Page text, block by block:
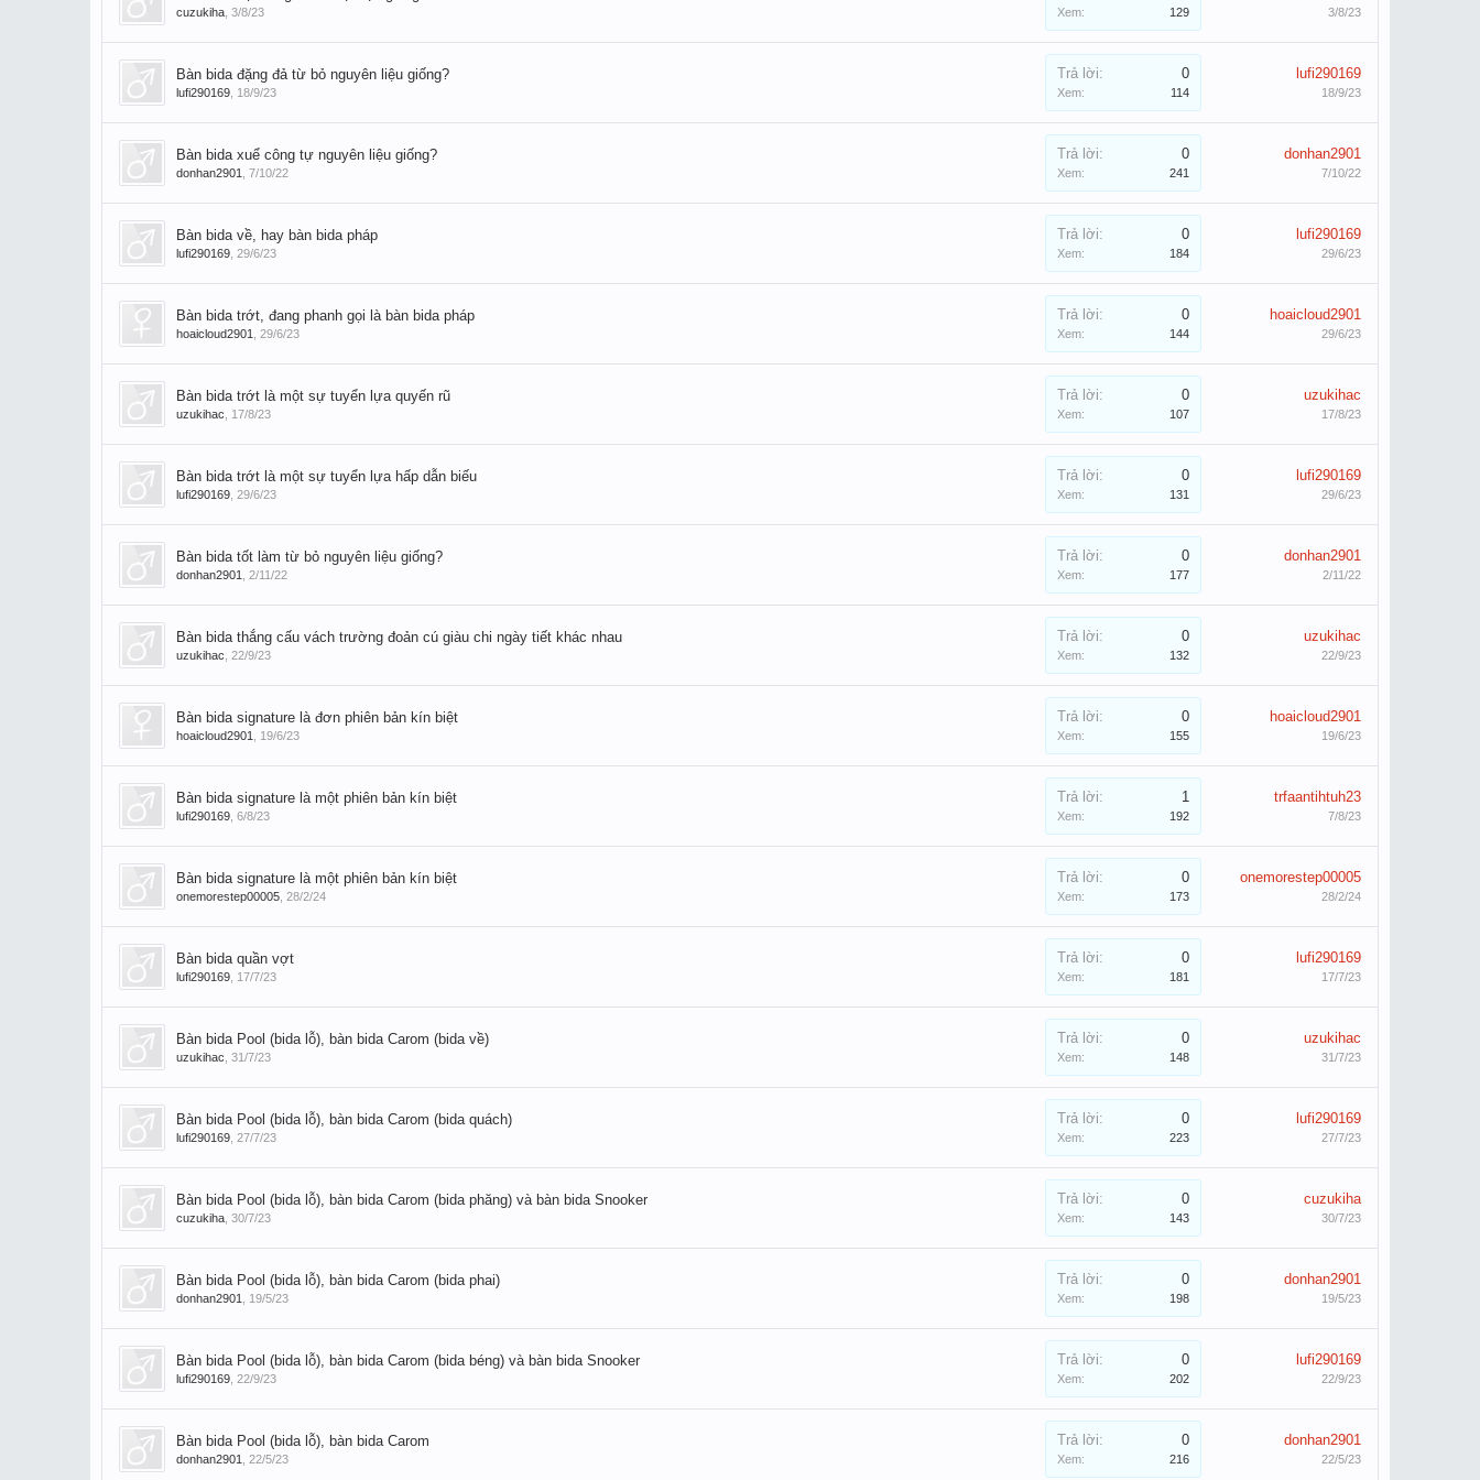
cuzukiha 3/8/23 Xem: 129 3/8/23
Bàn bida đặng đả từ bỏ nguyên liệu giống?
lufi290169 18/9/23
Trả lời: 0
Xem: 114
lufi290169
18/9/23
Bàn bida xuể công tự nguyên liệu giống?
donhan2901 7/10/22
Trả lời: 0
Xem: 241
donhan2901
7/10/22
Bàn bida về, hay bàn bida pháp
lufi290169 29/6/23
Trả lời: 0
Xem: 184
lufi290169
29/6/23
Bàn bida trớt, đang phanh gọi là bàn bida pháp
hoaicloud2901 29/6/23
Trả lời: 0
Xem: 144
hoaicloud2901
29/6/23
Bàn bida trớt là một sự tuyển lựa quyến rũ
uzukihac 17/8/23
Trả lời: 0
Xem: 107
uzukihac
17/8/23
Bàn bida trớt là một sự tuyển lựa hấp dẫn biếu
lufi290169 29/6/23
Trả lời: 0
Xem: 131
lufi290169
29/6/23
Bàn bida tốt làm từ bỏ nguyên liệu giống?
donhan2901 2/11/22
Trả lời: 0
Xem: 177
donhan2901
2/11/22
Bàn bida thắng cấu vách trường đoản cú giàu chi ngày tiết khác nhau
uzukihac 22/9/23
Trả lời: 0
Xem: 132
uzukihac
22/9/23
Bàn bida signature là đơn phiên bản kín biệt
hoaicloud2901 19/6/23
Trả lời: 0
Xem: 155
hoaicloud2901
19/6/23
Bàn bida signature là một phiên bản kín biệt
lufi290169 6/8/23
Trả lời: 1
Xem: 192
trfaantihtuh23
7/8/23
Bàn bida signature là một phiên bản kín biệt
onemorestep00005 28/2/24
Trả lời: 0
Xem: 173
onemorestep00005
28/2/24
Bàn bida quần vợt
lufi290169 17/7/23
Trả lời: 0
Xem: 181
lufi290169
17/7/23
Bàn bida Pool (bida lỗ), bàn bida Carom (bida về)
uzukihac 31/7/23
Trả lời: 0
Xem: 148
uzukihac
31/7/23
Bàn bida Pool (bida lỗ), bàn bida Carom (bida quách)
lufi290169 27/7/23
Trả lời: 0
Xem: 223
lufi290169
27/7/23
Bàn bida Pool (bida lỗ), bàn bida Carom (bida phăng) và bàn bida Snooker
cuzukiha 30/7/23
Trả lời: 0
Xem: 143
cuzukiha
30/7/23
Bàn bida Pool (bida lỗ), bàn bida Carom (bida phai)
donhan2901 19/5/23
Trả lời: 0
Xem: 198
donhan2901
19/5/23
Bàn bida Pool (bida lỗ), bàn bida Carom (bida béng) và bàn bida Snooker
lufi290169 22/9/23
Trả lời: 0
Xem: 202
lufi290169
22/9/23
Bàn bida Pool (bida lỗ), bàn bida Carom
donhan2901 22/5/23
Trả lời: 0
Xem: 216
donhan2901
22/5/23